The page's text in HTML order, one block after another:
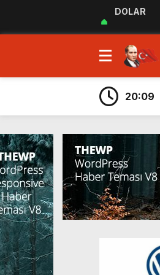
DOLAR
23:35
9:33
20:17
20:09
20:05
6:38
6:23
6:13
5:54
5:48